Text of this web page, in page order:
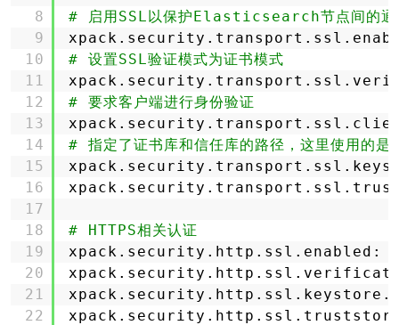
8
9
10
11
12
13
14
15
16
17
18
19
20
21
22
# 启用SSL以保护Elasticsearch节点间的通
# 设置SSL验证模式为证书模式
# 要求客户端进行身份验证
# 指定了证书库和信任库的路径，这里使
# HTTPS相关认证
xpack.security.http.ssl.enabled: